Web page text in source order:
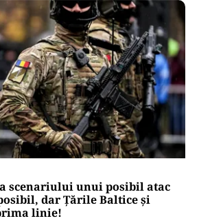
scenariului unui posibil atac
dar Țările Baltice și
linie!